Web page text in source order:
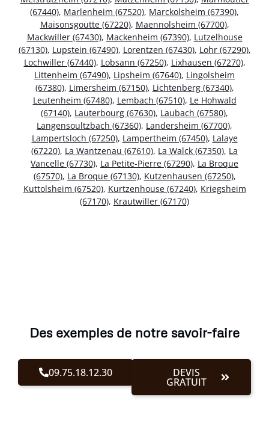
(67440), Marlenheim (67520), Marckolsheim (67390),
Maisonsgoutte (67220), Maennolsheim (67700),
Mackwiller (67430), Mackenheim (67390), Lutzelhouse
(67130), Lupstein (67490), Lorentzen (67430), Lohr (67290),
Lochwiller (67440), Lobsann (67250), Lixhausen (67270),
Littenheim (67490), Lipsheim (67640), Lingolsheim
(67380), Limersheim (67150), Lichtenberg (67340),
Leutenheim (67480), Lembach (67510), Le Hohwald
(67140), Lauterbourg (67630), Laubach (67580),
Langensoultzbach (67360), Landersheim (67700),
Lampertsloch (67250), Lampertheim (67450), Lalaye
(67220), La Wantzenau (67610), La Walck (67350), La
Vancelle (67730), La Petite-Pierre (67290), La Broque
(67570), La Broque (67130), Kutzenhausen (67250),
Kuttolsheim (67520), Kurtzenhouse (67240), Kriegsheim
(67170), Krautwiller (67170)
Des exemples de notre savoir-faire
09.75.18.12.30 DEVIS
GRATUIT